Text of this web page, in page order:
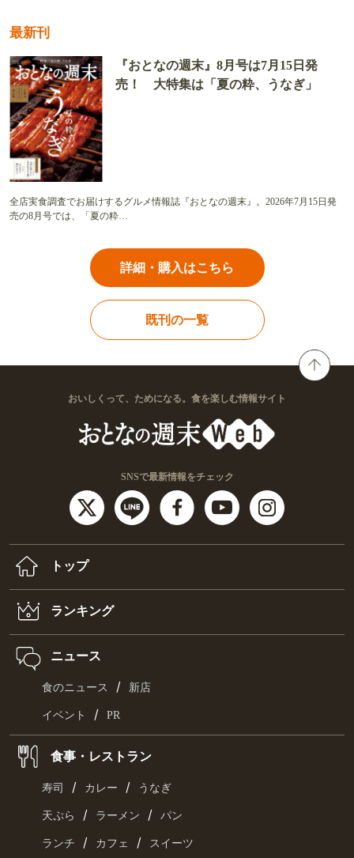
最新刊
『おとなの週末』8月号は7月15日発
売！ 大特集は「夏の粋、うなぎ」
全店実食調査でお届けするグルメ情報誌『おとなの週末』。2026年7月15日発
売の8月号では、「夏の粋…
詳細・購入はこちら
既刊の一覧
おいしくって、ためになる。食を楽しむ情報サイト
SNSで最新情報をチェック
トップ
ランキング
ニュース
食のニュース / 新店
イベント / PR
食事・レストラン
寿司 / カレー / うなぎ
天ぷら / ラーメン / パン
ランチ / カフェ / スイーツ